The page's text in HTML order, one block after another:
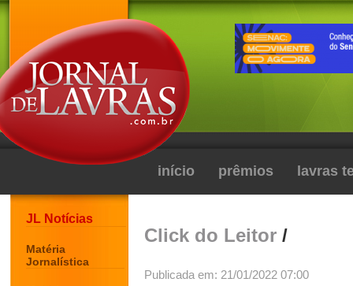
início prêmios lavras
JL Notícias
Matéria
Jornalística
Click do Leitor /
Publicada em: 21/01/2022 07:00